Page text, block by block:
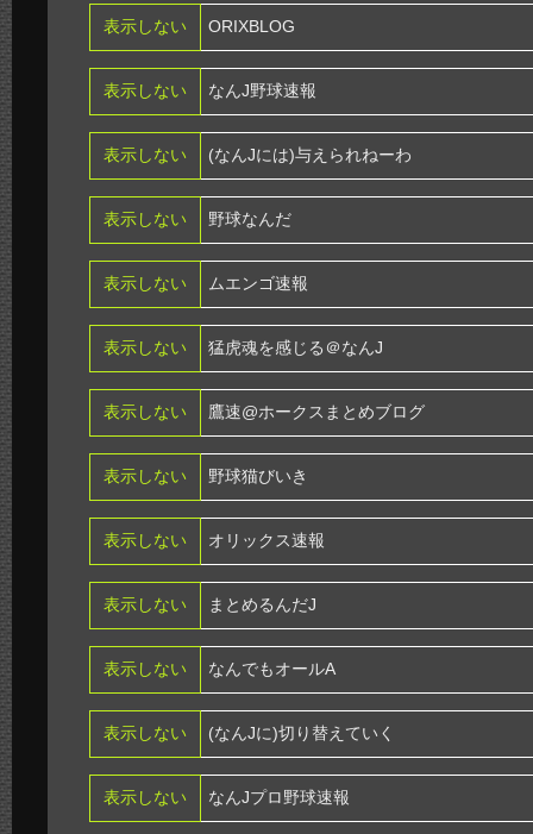
表示しない ORIXBLOG
表示しない なんJ野球速報
表示しない (なんJには)与えられねーわ
表示しない 野球なんだ
表示しない ムエンゴ速報
表示しない 猛虎魂を感じる＠なんJ
表示しない 鷹速@ホークスまとめブログ
表示しない 野球猫びいき
表示しない オリックス速報
表示しない まとめるんだJ
表示しない なんでもオールA
表示しない (なんJに)切り替えていく
表示しない なんJプロ野球速報